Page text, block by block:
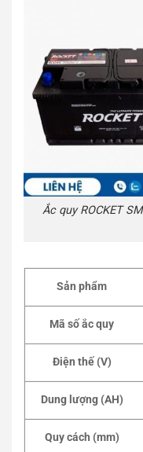
Ắc quy ROCKET
Sản phẩm
Mã số ắc quy
Điện thế (V)
Dung lượng (AH)
Quy cách (mm)